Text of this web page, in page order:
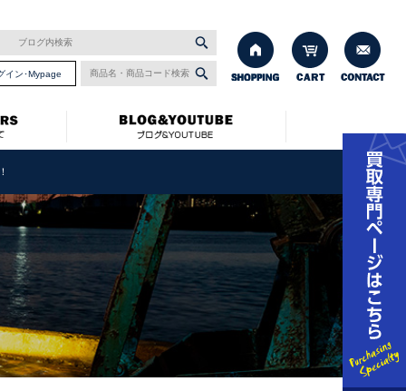
イン･Mypage